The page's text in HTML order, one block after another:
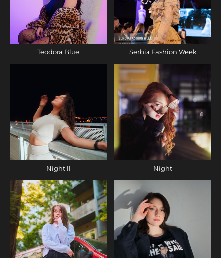
Teodora Blue Serbia Fashion Week
Night ll Night